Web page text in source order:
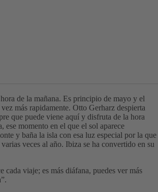
de la mañana. Es principio de mayo y el
más rapidamente. Otto Gerharz despierta
que puede viene aquí y disfruta de la hora
ese momento en el que el sol aparece
y baña la isla con esa luz especial por la que
veces al año. Ibiza se ha convertido en su
cada viaje; es más diáfana, puedes ver más